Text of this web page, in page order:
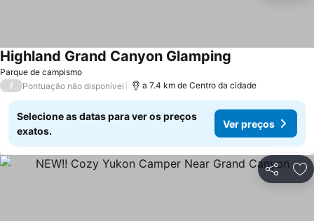
Parque de campismo
Highland Grand Canyon Glamping
/ Pontuação não disponível a 7.4 km de Centro da cidade
Selecione as datas para ver os preços
exatos.
Ver preços
Partilhar